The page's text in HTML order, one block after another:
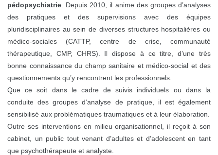
pédopsychiatrie . Depuis 2010, il anime des groupes d’analyses
des pratiques et des supervisions avec des équipes
pluridisciplinaires au sein de diverses structures hospitalières ou
médico-sociales (CATTP, centre de crise, communauté
thérapeutique, CMP, CHRS). Il dispose à ce titre, d’une très
bonne connaissance du champ sanitaire et médico-social et des
questionnements qu’y rencontrent les professionnels.
Que ce soit dans le cadre de suivis individuels ou dans la
conduite des groupes d’analyse de pratique, il est également
sensibilisé aux problématiques traumatiques et à leur élaboration.
Outre ses interventions en milieu organisationnel, il reçoit à son
cabinet, un public tout venant d’adultes et d’adolescent en tant
que psychothérapeute et analyste.